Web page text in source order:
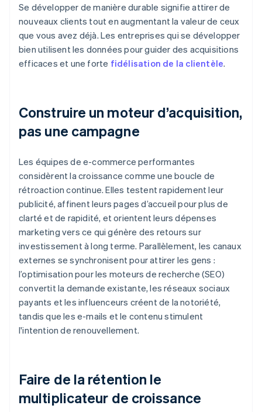
Se développer de manière durable signifie attirer de
nouveaux clients tout en augmentant la valeur de ceux
que vous avez déjà. Les entreprises qui se développer
bien utilisent les données pour guider des acquisitions
efficaces et une forte fidélisation de la clientèle.
Construire un moteur d’acquisition,
pas une campagne
Les équipes de e-commerce performantes
considèrent la croissance comme une boucle de
rétroaction continue. Elles testent rapidement leur
publicité, affinent leurs pages d’accueil pour plus de
clarté et de rapidité, et orientent leurs dépenses
marketing vers ce qui génère des retours sur
investissement à long terme. Parallèlement, les canaux
externes se synchronisent pour attirer les gens :
l’optimisation pour les moteurs de recherche (SEO)
convertit la demande existante, les réseaux sociaux
payants et les influenceurs créent de la notoriété,
tandis que les e-mails et le contenu stimulent
l'intention de renouvellement.
Faire de la rétention le
multiplicateur de croissance